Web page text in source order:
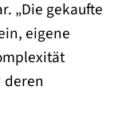
„Die gekaufte
eigene
deren